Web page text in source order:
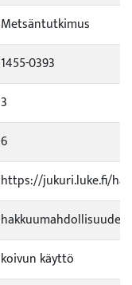
Metsäntutkimus
1455-0393
3
6
https://jukuri.luke.fi/
hakkuumahdollisuudet
koivun käyttö